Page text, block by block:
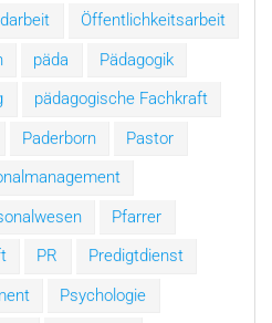
Öffentlichkeitsarbeit
päda
Pädagogik
pädagogische Fachkraft
Paderborn
Pastor
Pfarrer
PR
Predigtdienst
Psychologie